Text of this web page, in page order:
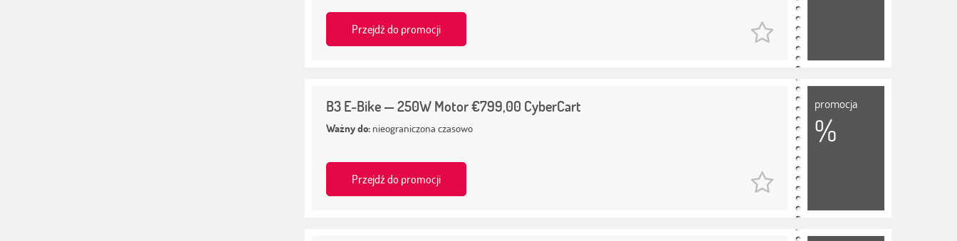
Przejdź do promocji
B3 E‑Bike — 250W Motor €799,00 CyberCart
Ważny do: nieograniczona czasowo
Przejdź do promocji
promocja
%